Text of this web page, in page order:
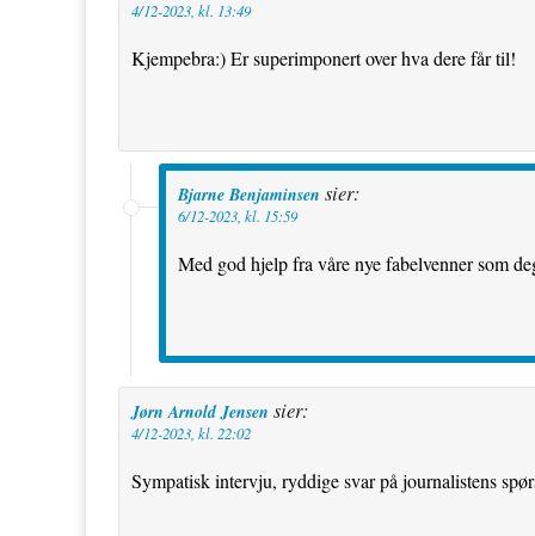
4/12-2023, kl. 13:49
Kjempebra:) Er superimponert over hva dere får til!
Bjarne Benjaminsen sier:
6/12-2023, kl. 15:59
Med god hjelp fra våre nye fabelvenner som
Jørn Arnold Jensen sier:
4/12-2023, kl. 22:02
Sympatisk intervju, ryddige svar på journalistens